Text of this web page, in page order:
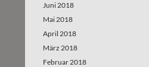
Juni 2018
Mai 2018
April 2018
März 2018
Februar 2018